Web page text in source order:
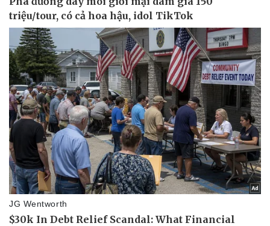
Pháp luật
Vụ án
Tin nóng
Tư vấn luật
Quân sự - Quốc phòng
Vũ khí
Việt Nam
Phân tích